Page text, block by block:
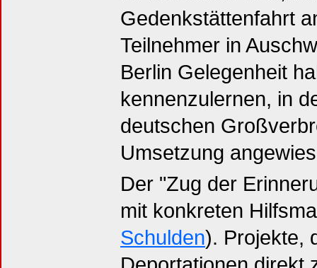
Gedenkstättenfahrt
Teilnehmer in
Berlin Gelegenheit
kennenzulernen, in
deutschen
Umsetzung
Der "Zug der
mit konkreten
Schulden). Projekte,